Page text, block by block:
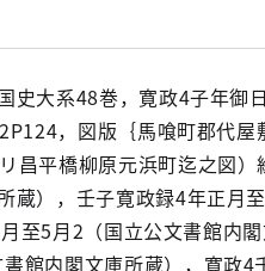
史大系48巻，寛政4子年御
，図版｛馬喰町郡代屋
昌平橋柳原元浜町迄之図）
蔵），壬子寛政録4年正月
至5月2（国立公文書館内
館内閣文庫所蔵），寛政4